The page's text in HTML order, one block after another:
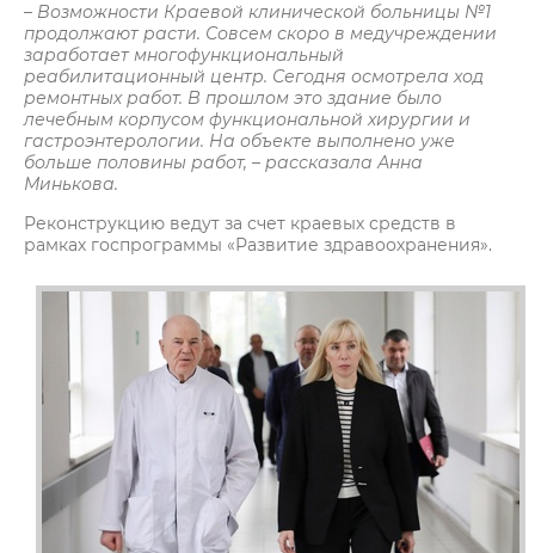
– Возможности Краевой клинической больницы №1
продолжают расти. Совсем скоро в медучреждении
заработает многофункциональный
реабилитационный центр. Сегодня осмотрела ход
ремонтных работ. В прошлом это здание было
лечебным корпусом функциональной хирургии и
гастроэнтерологии. На объекте выполнено уже
больше половины работ, – рассказала Анна
Минькова.
Реконструкцию ведут за счет краевых средств в
рамках госпрограммы «Развитие здравоохранения».